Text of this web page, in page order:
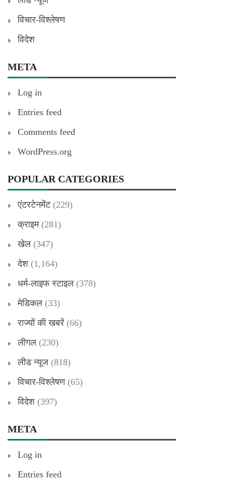
विचार-विश्लेषण
विदेश
META
Log in
Entries feed
Comments feed
WordPress.org
POPULAR CATEGORIES
एंटरटेनमेंट(229)
क्राइम(281)
खेल (347)
देश (1,164)
धर्म-लाइफ स्टाइल (378)
मेडिकल (33)
राज्यों की खबरें (66)
लीगल (230)
लीड न्यूज (818)
विचार-विश्लेषण(65)
विदेश (397)
META
Log in
Entries feed